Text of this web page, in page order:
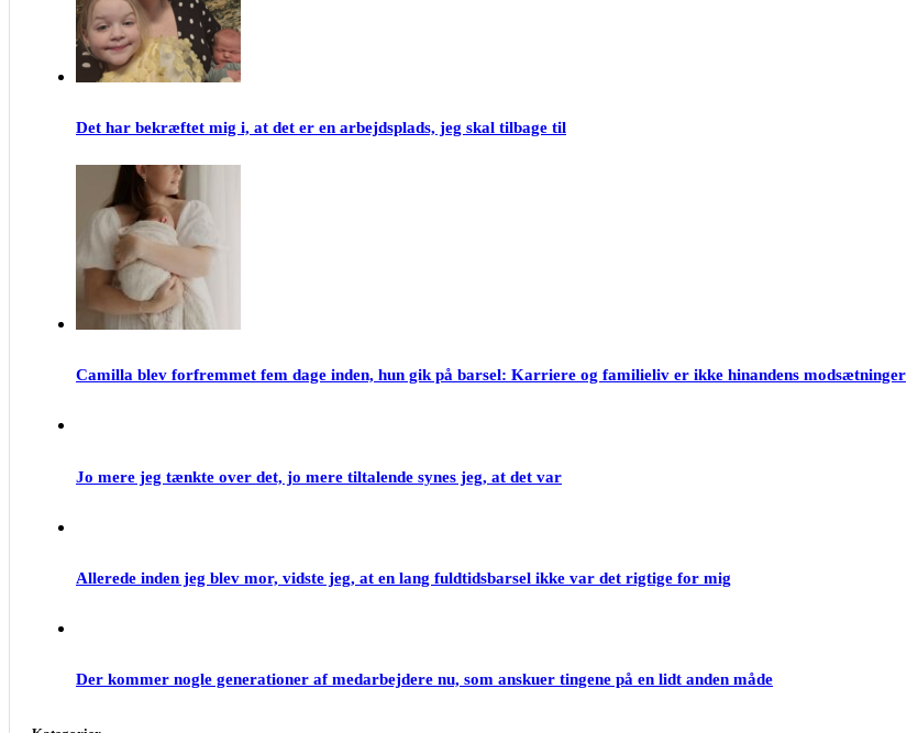
Det har bekræftet mig i, at det er en arbejdsplads, jeg skal tilbage til
Camilla blev forfremmet fem dage inden, hun gik på barsel: Karriere og familieliv er ikke hinandens modsætninger
Jo mere jeg tænkte over det, jo mere tiltalende synes jeg, at det var
Allerede inden jeg blev mor, vidste jeg, at en lang fuldtidsbarsel ikke var det rigtige for mig
Der kommer nogle generationer af medarbejdere nu, som anskuer tingene på en lidt anden måde